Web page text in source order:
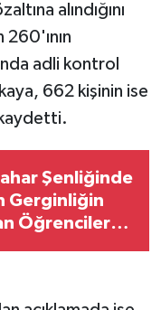
alındığını
260'ının
adli kontrol
662 kişinin ise
Şenliğinde
Gerginliğin
Öğrencilere